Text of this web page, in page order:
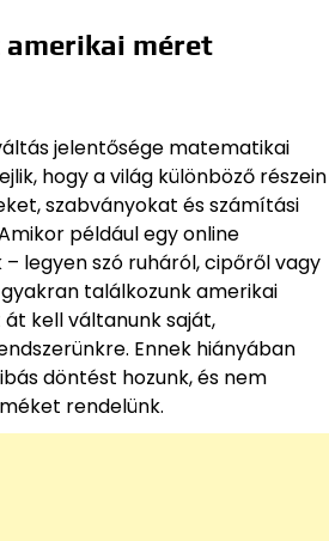
méret
jelentősége matematikai
hogy a világ különböző részein
szabványokat és számítási
például egy online
legyen szó ruháról, cipőről vagy
találkozunk amerikai
kell váltanunk saját,
Ennek hiányában
döntést hozunk, és nem
rendelünk.